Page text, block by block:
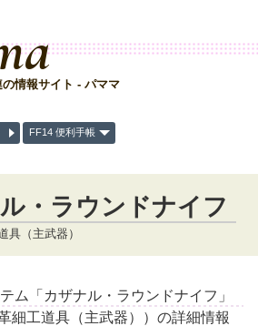
情報サイト - パママ
FF14 便利手帳
・ラウンドナイフ
具（主武器）
ム「カザナル・ラウンドナイフ」
細工道具（主武器））の詳細情報